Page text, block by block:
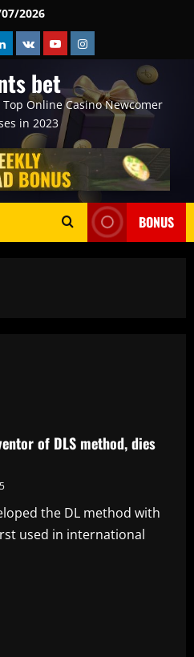
2026
VK YoutubeInstagram
bet
Online Casino Newcomer
in 2023
BONUS
of DLS method, dies
the DL method with
used in international